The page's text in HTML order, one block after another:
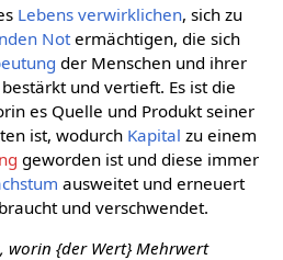
Lebens verwirklichen, sich zu
Notermächtigen, die sich
der Menschen und ihrer
und vertieft. Es ist die
es Quelle und Produkt seiner
ist, wodurch Kapital zu einem
geworden ist und diese immer
ausweitet und erneuert
und verschwendet.
worin {der Wert} Mehrwert